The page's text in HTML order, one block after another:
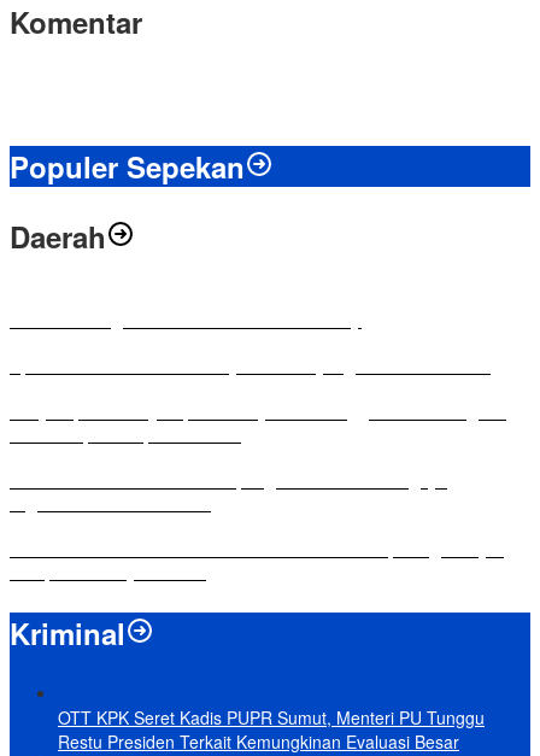
Komentar
Populer Sepekan
Daerah
Kriminal
OTT KPK Seret Kadis PUPR Sumut, Menteri PU Tunggu
Restu Presiden Terkait Kemungkinan Evaluasi Besar